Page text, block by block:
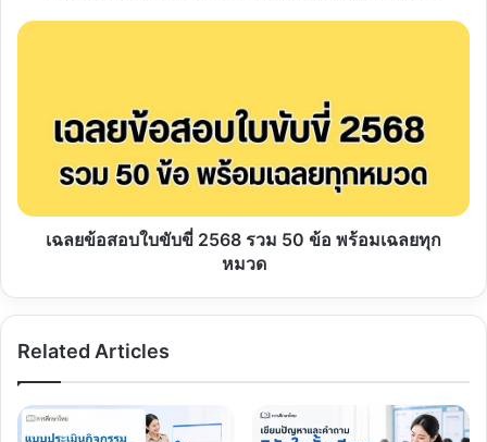
เฉลย
พร้อม
เฉลยเฉลยข้อสอบใบขับขี่ 2568 รวม 50 ข้อ พร้อมเฉลยทุก
หมวด
Related Articles